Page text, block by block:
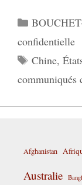
Catégories
confidentielle
Étiquettes
Chine,
communiqués
Afghanistan
Australie